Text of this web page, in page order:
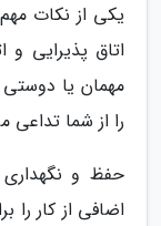
یکی از نکات
اتاق پذیرایی
مهمان یا
را از شما تداعی
حفظ و نگهداری
اضافی از کار را